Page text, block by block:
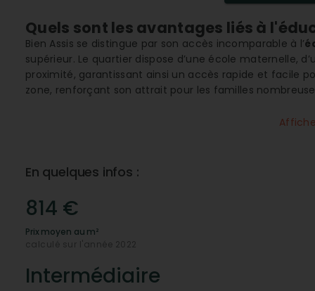
Quels sont les avantages liés à
Bien Assis se distingue par son accès incomparable à l’
supérieur. Le quartier dispose d’une école maternelle,
proximité, garantissant ainsi un accès rapide et facile
zone, renforçant son attrait pour les familles
Quel est le cadre environnemental
continental, offre de multiples opportunités pour les
renforçant encore son attrait pour une vie équilibrée.
La proximité aux services de santé
bénéfique ?
Bien Assis bénéficie d'une très bonne proximité aux
dentistes et des hôpitaux. Cette accessibilité est
En quelques infos :
814 €
Prix moyen au m²
calculé sur l'année 2022
Intermédiaire